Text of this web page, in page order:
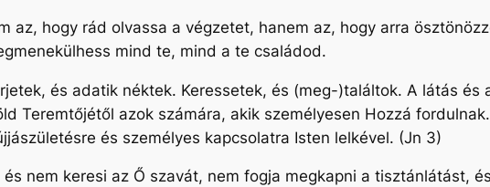
az, hogy rád olvassa a végzetet, hanem az, hogy arra
mind te, mind a te családod.
és adatik néktek. Keressetek, és (meg-)találtok. A látás
Teremtőjétől azok számára, akik személyesen Hozzá
és személyes kapcsolatra Isten lelkével. (Jn 3)
nem keresi az Ő szavát, nem fogja megkapni a tisztánlátást,